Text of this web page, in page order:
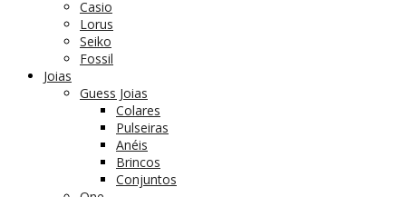
Casio
Lorus
Seiko
Fossil
Joias
Guess Joias
Colares
Pulseiras
Anéis
Brincos
Conjuntos